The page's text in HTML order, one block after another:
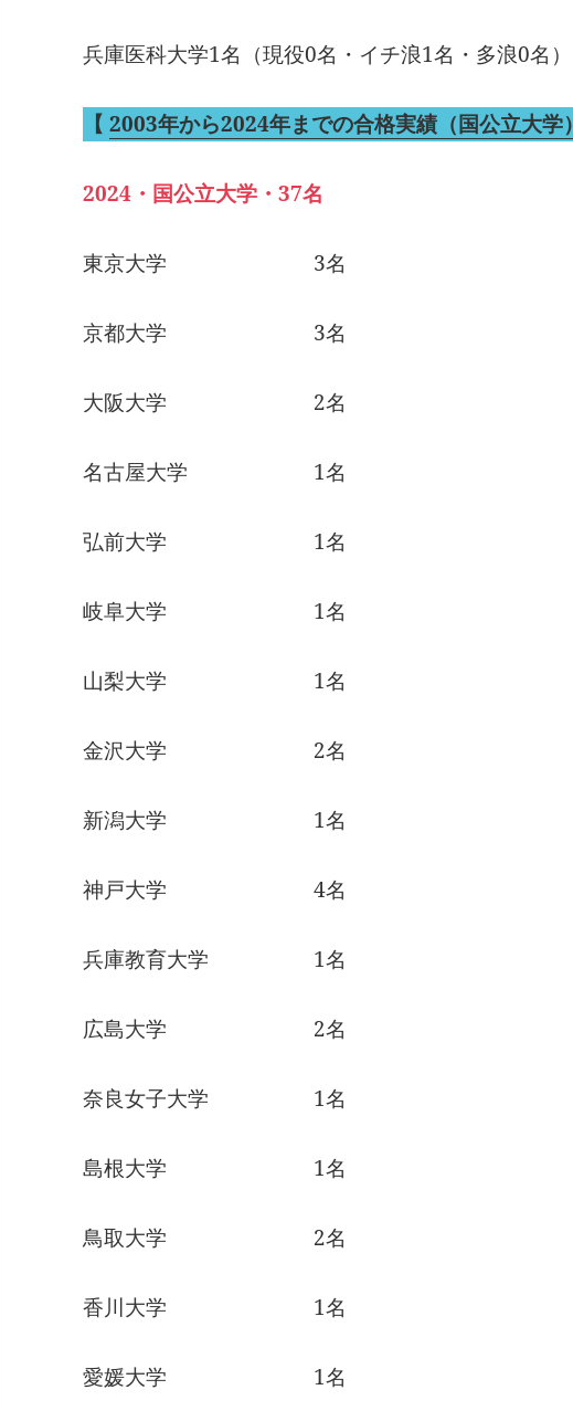
兵庫医科大学1名（現役0名・イチ浪1名・多浪0名）
【2003年から2024年までの合格実績（国公立大学）
2024・国公立大学・37名
東京大学 3名
京都大学 3名
大阪大学 2名
名古屋大学 1名
弘前大学 1名
岐阜大学 1名
山梨大学 1名
金沢大学 2名
新潟大学 1名
神戸大学 4名
兵庫教育大学 1名
広島大学 2名
奈良女子大学 1名
島根大学 1名
鳥取大学 2名
香川大学 1名
愛媛大学 1名